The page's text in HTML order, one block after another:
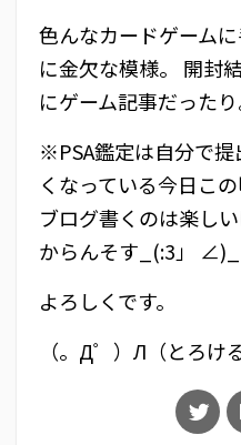
色んなカードゲーム
に金欠な模様。 開封
にゲーム記事だった
※PSA鑑定は自分で
くなっている今日この
ブログ書くのは楽し
からんそす_(:3」 ∠)_
よろしくです。
（。Д゜）Л（とろけ